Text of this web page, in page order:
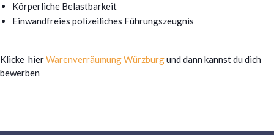
Körperliche Belastbarkeit
Einwandfreies polizeiliches Führungszeugnis
Klicke hierWarenverräumung Würzburgund dann kannst du dich
bewerben